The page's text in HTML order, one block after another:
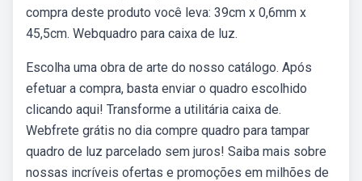
compra deste produto você leva: 39cm x 0,6mm x
45,5cm. Webquadro para caixa de luz.
Escolha uma obra de arte do nosso catálogo. Após
efetuar a compra, basta enviar o quadro escolhido
clicando aqui! Transforme a utilitária caixa de.
Webfrete grátis no dia compre quadro para tampar
quadro de luz parcelado sem juros! Saiba mais sobre
nossas incríveis ofertas e promoções em milhões de